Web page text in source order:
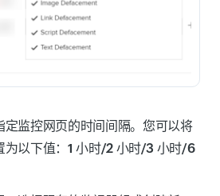
定监控网页的时间间隔。您可以将
为以下值：1 小时/2 小时/3 小时/6